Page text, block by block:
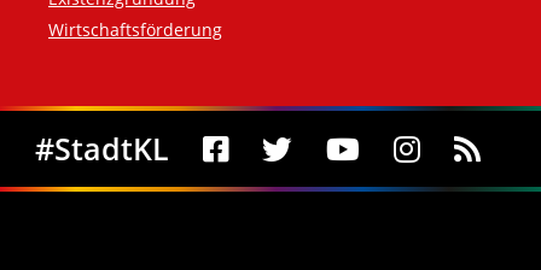
Wirtschaftsförderung
Social Media
#StadtKL